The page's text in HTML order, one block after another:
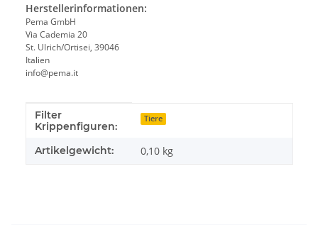
Herstellerinformationen:
Pema GmbH
Via Cademia 20
St. Ulrich/Ortisei, 39046
Italien
info@pema.it
Produkteigenschaft
Wert
Filter
Krippenfiguren:
Tiere
Artikelgewicht: 0,10 kg